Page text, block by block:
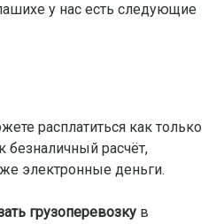
у нас есть следующие
расплатиться как только
безналичный расчёт,
электронные деньги.
грузоперевозкув